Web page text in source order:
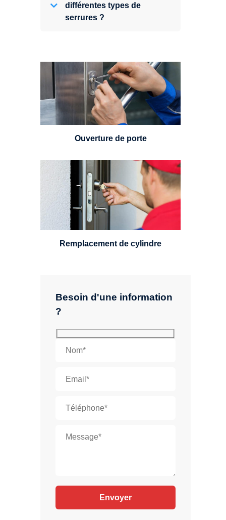
Besoin d'une information
?
différentes types de
serrures ?
Vous avez perdu vos clés ou la
porte s'est refermée derrière vous
? Un serrurier est disponible
24h/7.
Ouverture de porte
Un serrurier sera en mesure de
choisir et remplacer un cylindre
standard, à 5 leviers ou à 3
leviers, Mul-T-Lock ou encore
multipoints.
Remplacement de cylindre